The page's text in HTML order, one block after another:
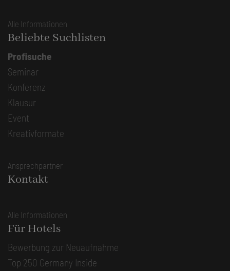
Alle Informationen
Beliebte Suchlisten
Profisuche
Seminar
Konferenz
Klausur
Event
Kreativformate
Ansprechpartner
Kontakt
Alle Informationen
Für Hotels
Bewerbung zur Neuaufnahme
Top 250 Germany Inside